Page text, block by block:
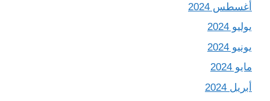
أغسطس 2024
يوليو 2024
يونيو 2024
مايو 2024
أبريل 2024